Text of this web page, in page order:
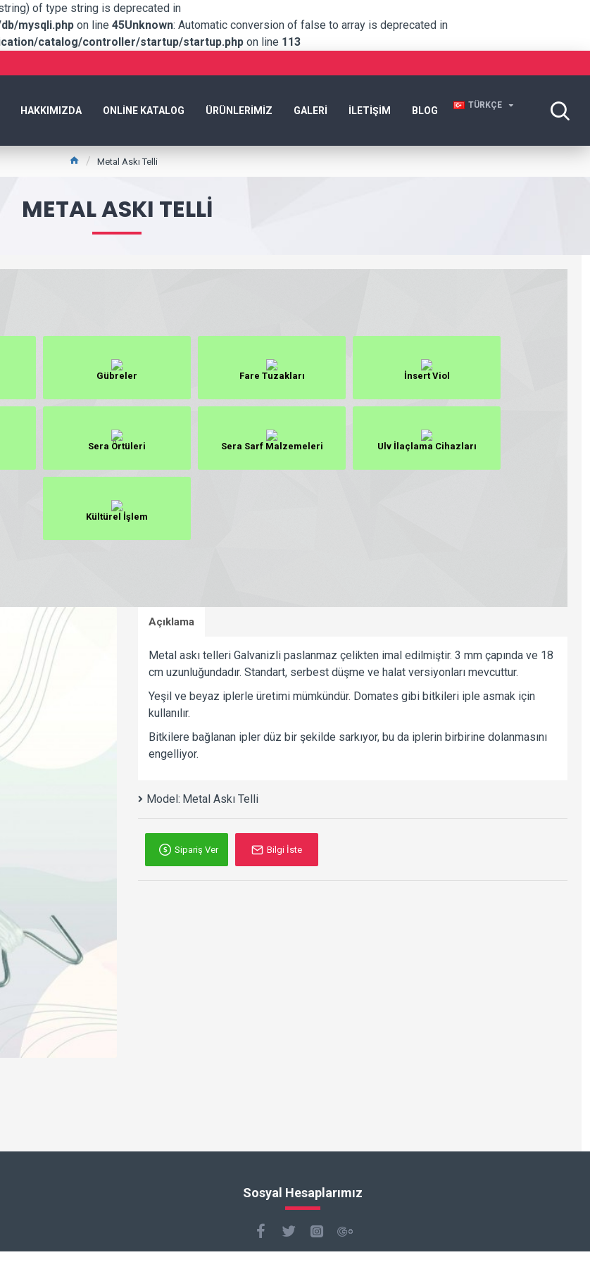
of type string is deprecated in
mysqli.php on line 45Unknown: Automatic conversion of false to array is deprecated in
catalog/controller/startup/startup.php on line 113
HAKKIMIZDA ONLINE KATALOG ÜRÜNLERIMIZ GALERI İLETIŞIM BLOG TÜRKÇE
Metal Askı Telli
METAL ASKI TELLI
Gübreler Fare Tuzakları İnsert Viol
Sera Örtüleri Sera Sarf Malzemeleri Ulv İlaçlama Cihazları
Kültürel İşlem
Açıklama
Metal askı telleri Galvanizli paslanmaz çelikten imal edilmiştir. 3 mm çapında ve 18
cm uzunluğundadır. Standart, serbest düşme ve halat versiyonları mevcuttur.
Yeşil ve beyaz iplerle üretimi mümkündür. Domates gibi bitkileri iple asmak için
kullanılır.
Bitkilere bağlanan ipler düz bir şekilde sarkıyor, bu da iplerin birbirine dolanmasını
engelliyor.
Model: Metal Askı Telli
Sipariş Ver Bilgi İste
Sosyal Hesaplarımız